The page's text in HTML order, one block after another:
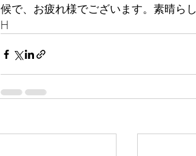
候で、お疲れ様でございます。素晴ら
H